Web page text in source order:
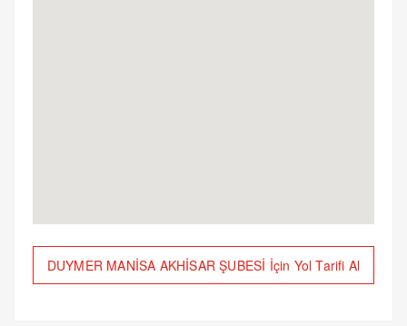
DUYMER MANİSA AKHİSAR ŞUBESİ İçin Yol Tarifi Al